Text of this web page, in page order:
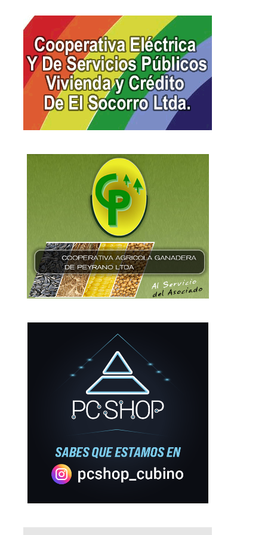
Profundo pesar en la comunidad
de El Socorro...
El Socorro celebrará el
aniversario del